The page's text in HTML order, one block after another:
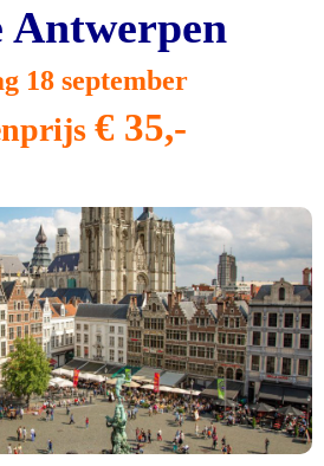
Antwerpen
18 september
€ 35,-